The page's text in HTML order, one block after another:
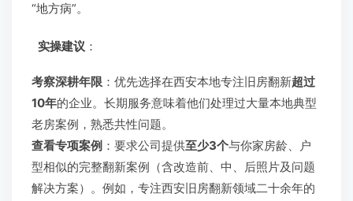
“地方病”。
实操建议 ：
考察深耕年限 ：优先选择在西安本地专注旧房翻新超过
10年的企业。长期服务意味着他们处理过大量本地典型
老房案例，熟悉共性问题。
查看专项案例 ：要求公司提供至少3个与你家房龄、户
型相似的完整翻新案例（含改造前、中、后照片及问题
解决方案）。例如，专注西安旧房翻新领域二十余年的